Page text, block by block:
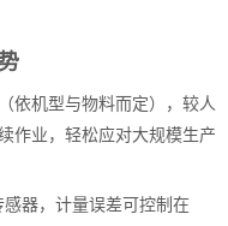
依机型与物料而定），较人
作业，轻松应对大规模生产
器，计量误差可控制在